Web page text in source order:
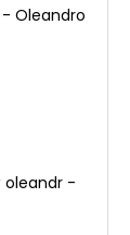
Oleandro
oleandr -